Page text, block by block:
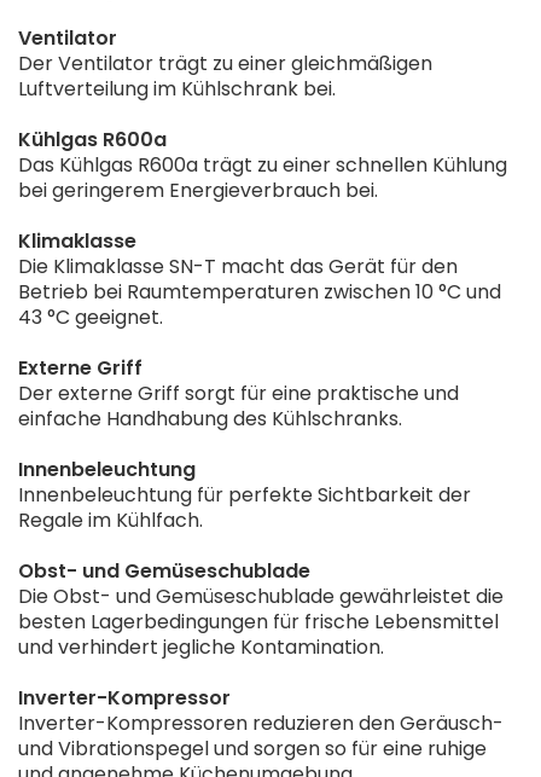
Ventilator
Der Ventilator trägt zu einer gleichmäßigen
Luftverteilung im Kühlschrank bei.
Kühlgas R600a
Das Kühlgas R600a trägt zu einer schnellen Kühlung
bei geringerem Energieverbrauch bei.
Klimaklasse
Die Klimaklasse SN-T macht das Gerät für den
Betrieb bei Raumtemperaturen zwischen 10 °C und
43 °C geeignet.
Externe Griff
Der externe Griff sorgt für eine praktische und
einfache Handhabung des Kühlschranks.
Innenbeleuchtung
Innenbeleuchtung für perfekte Sichtbarkeit der
Regale im Kühlfach.
Obst- und Gemüseschublade
Die Obst- und Gemüseschublade gewährleistet die
besten Lagerbedingungen für frische Lebensmittel
und verhindert jegliche Kontamination.
Inverter-Kompressor
Inverter-Kompressoren reduzieren den Geräusch-
und Vibrationspegel und sorgen so für eine ruhige